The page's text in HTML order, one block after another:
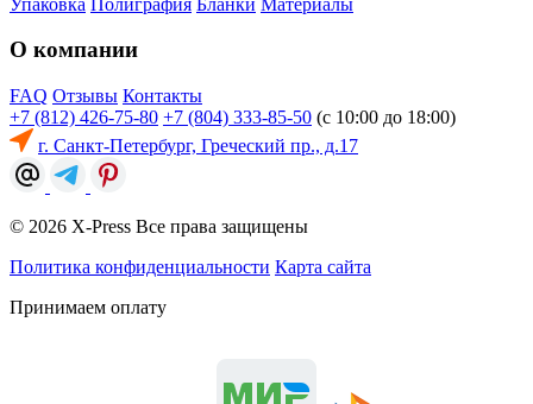
О компании
FAQ Отзывы Контакты
+7 (812) 426-75-80 +7 (804) 333-85-50 (с 10:00 до 18:00)
г. Санкт-Петербург, Греческий пр., д.17
© 2026 X-Press Все права защищены
Политика конфиденциальности Карта сайта
Принимаем оплату